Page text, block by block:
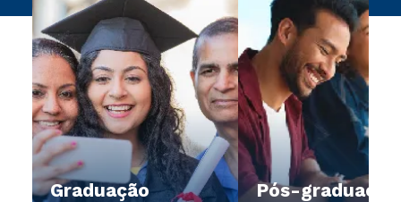
Graduação Pós-graduação